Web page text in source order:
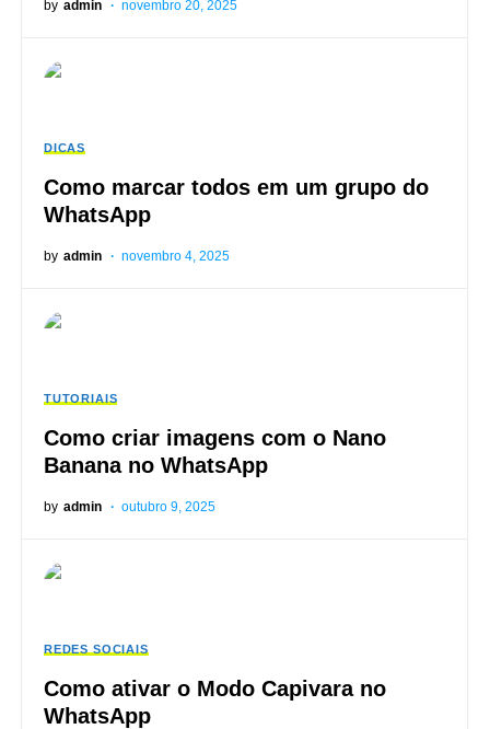
by admin novembro 20, 2025
DICAS
Como marcar todos em um grupo do
WhatsApp
by admin novembro 4, 2025
TUTORIAIS
Como criar imagens com o Nano
Banana no WhatsApp
by admin outubro 9, 2025
REDES SOCIAIS
Como ativar o Modo Capivara no
WhatsApp